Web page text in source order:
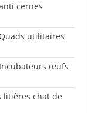
cernes
utilitaires
œufs
litières chat de